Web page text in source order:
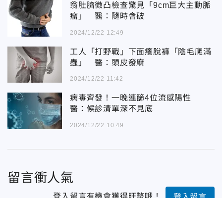
翁肚臍微凸檢查驚見「9cm巨大主動脈
瘤」 醫：隨時會破
2024/12/22 12:49
工人「打野戰」下面癢脫褲「陰毛爬滿
蟲」 醫：頭皮發麻
2024/12/22 11:42
病毒齊發！一晚連篩4位流感陽性
醫：候診清單深不見底
2024/12/22 10:49
留言衝人氣
登入留言有機會獲得旺幣哦！